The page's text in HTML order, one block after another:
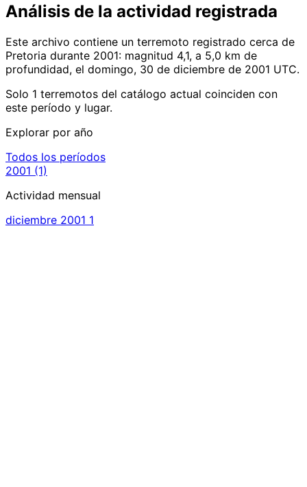
Análisis de la actividad registrada
Este archivo contiene un terremoto registrado cerca de
Pretoria durante 2001: magnitud 4,1, a 5,0 km de
profundidad, el domingo, 30 de diciembre de 2001 UTC.
Solo 1 terremotos del catálogo actual coinciden con
este período y lugar.
Explorar por año
Todos los períodos
2001 (1)
Actividad mensual
diciembre 2001 1